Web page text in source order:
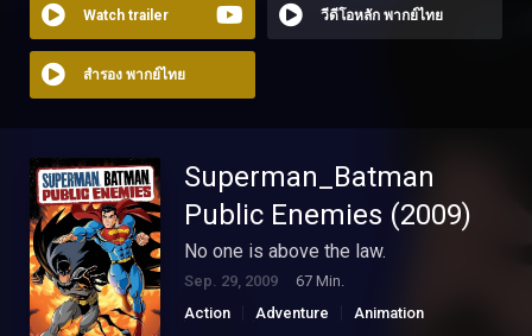
Watch trailer วีดีโอหลัก พากย์ไทย
สำรอง พากย์ไทย
Superman_Batman
Public Enemies (2009)
No one is above the law.
Sep. 29, 2009
67 Min.
Action
Adventure
Animation